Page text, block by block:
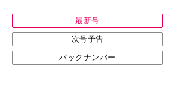
最新号
次号予告
バックナンバー